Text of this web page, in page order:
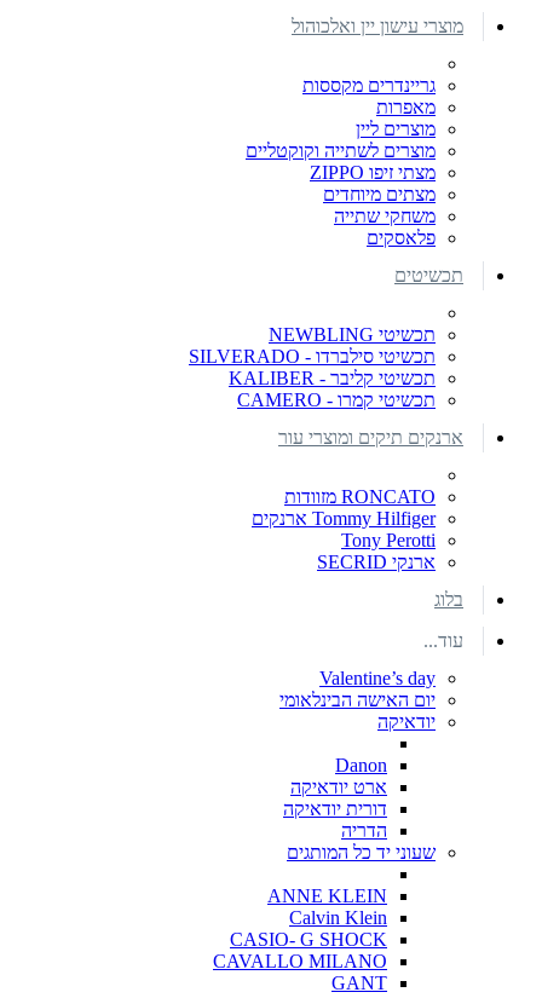
מוצרי עישון יין ואלכוהול
גריינדרים מקססות
מאפרות
מוצרים ליין
מוצרים לשתייה וקוקטליים
מצתי זיפו ZIPPO
מצתים מיוחדים
משחקי שתייה
פלאסקים
תכשיטים
תכשיטי NEWBLING
תכשיטי סילברדו - SILVERADO
תכשיטי קליבר - KALIBER
תכשיטי קמרו - CAMERO
ארנקים תיקים ומוצרי עור
RONCATO מזוודות
Tommy Hilfiger ארנקים
Tony Perotti
ארנקי SECRID
בלוג
עוד...
Valentine’s day
יום האישה הבינלאומי
יודאיקה
Danon
ארט יודאיקה
דורית יודאיקה
הדריה
שעוני יד כל המותגים
ANNE KLEIN
Calvin Klein
CASIO- G SHOCK
CAVALLO MILANO
GANT